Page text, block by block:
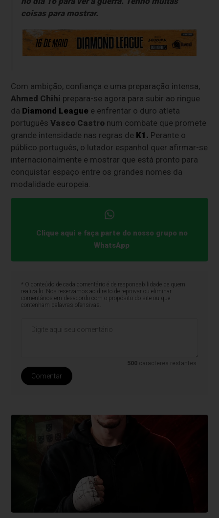
coisas para mostrar.
Com ambição, confiança e uma preparação intensa,
Ahmed Chihi prepara-se agora para subir ao ringue
da Diamond League e enfrentar o duro atleta
portuguêsVasco Castro num combate que promete
grande intensidade nas regras de K1. Perante o
público português, o lutador espanhol quer afirmar-se
internacionalmente e mostrar que está pronto para
conquistar espaço entre os grandes nomes da
modalidade europeia.
Clique aqui e faça parte do nosso grupo no
WhatsApp
* O conteúdo de cada comentário é de responsabilidade de quem
realizá-lo. Nos reservamos ao direito de reprovar ou eliminar
comentários em desacordo com o propósito do site ou que
contenham palavras ofensivas.
500 caracteres restantes.
Comentar